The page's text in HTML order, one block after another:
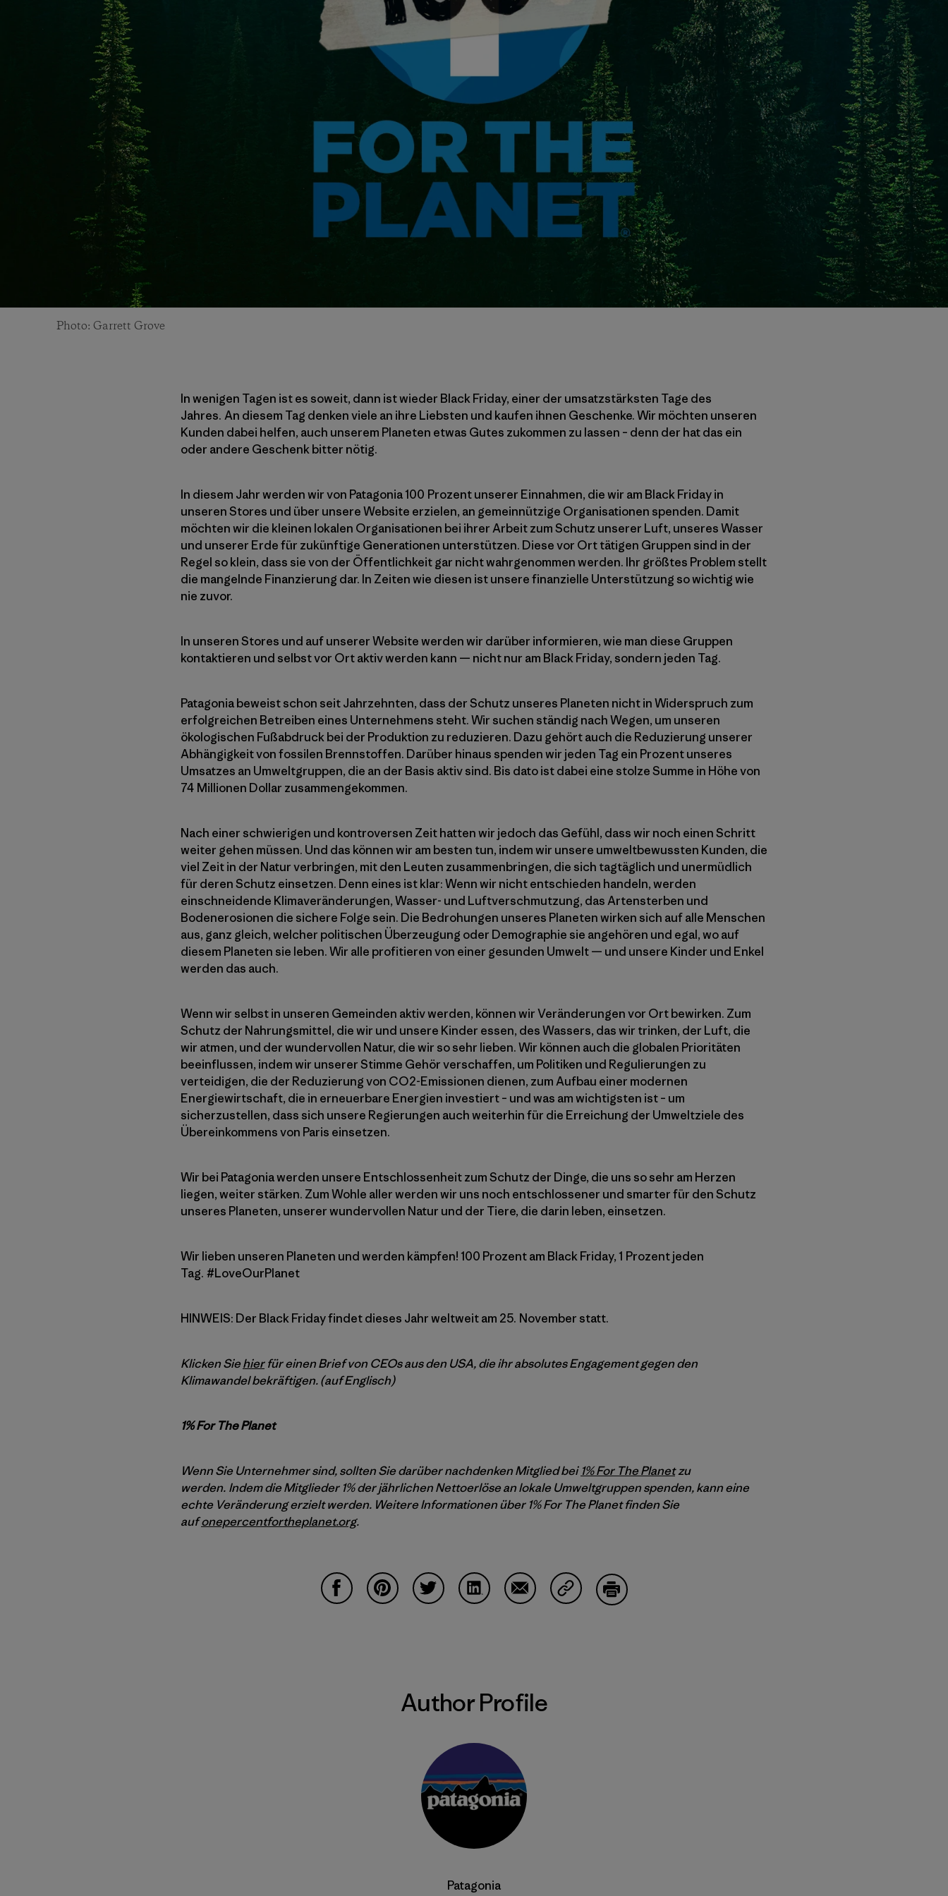
Photo: Garrett Grove
In wenigen Tagen ist es soweit, dann ist wieder Black Friday, einer der umsatzstärksten Tage des
Jahres. An diesem Tag denken viele an ihre Liebsten und kaufen ihnen Geschenke. Wir möchten unseren
Kunden dabei helfen, auch unserem Planeten etwas Gutes zukommen zu lassen – denn der hat das ein
oder andere Geschenk bitter nötig.
In diesem Jahr werden wir von Patagonia 100 Prozent unserer Einnahmen, die wir am Black Friday in
unseren Stores und über unsere Website erzielen, an gemeinnützige Organisationen spenden. Damit
möchten wir die kleinen lokalen Organisationen bei ihrer Arbeit zum Schutz unserer Luft, unseres Wasser
und unserer Erde für zukünftige Generationen unterstützen. Diese vor Ort tätigen Gruppen sind in der
Regel so klein, dass sie von der Öffentlichkeit gar nicht wahrgenommen werden. Ihr größtes Problem stellt
die mangelnde Finanzierung dar. In Zeiten wie diesen ist unsere finanzielle Unterstützung so wichtig wie
nie zuvor.
In unseren Stores und auf unserer Website werden wir darüber informieren, wie man diese Gruppen
kontaktieren und selbst vor Ort aktiv werden kann — nicht nur am Black Friday, sondern jeden Tag.
Patagonia beweist schon seit Jahrzehnten, dass der Schutz unseres Planeten nicht in Widerspruch zum
erfolgreichen Betreiben eines Unternehmens steht. Wir suchen ständig nach Wegen, um unseren
ökologischen Fußabdruck bei der Produktion zu reduzieren. Dazu gehört auch die Reduzierung unserer
Abhängigkeit von fossilen Brennstoffen. Darüber hinaus spenden wir jeden Tag ein Prozent unseres
Umsatzes an Umweltgruppen, die an der Basis aktiv sind. Bis dato ist dabei eine stolze Summe in Höhe von
74 Millionen Dollar zusammengekommen.
Nach einer schwierigen und kontroversen Zeit hatten wir jedoch das Gefühl, dass wir noch einen Schritt
weiter gehen müssen. Und das können wir am besten tun, indem wir unsere umweltbewussten Kunden, die
viel Zeit in der Natur verbringen, mit den Leuten zusammenbringen, die sich tagtäglich und unermüdlich
für deren Schutz einsetzen. Denn eines ist klar: Wenn wir nicht entschieden handeln, werden
einschneidende Klimaveränderungen, Wasser- und Luftverschmutzung, das Artensterben und
Bodenerosionen die sichere Folge sein. Die Bedrohungen unseres Planeten wirken sich auf alle Menschen
aus, ganz gleich, welcher politischen Überzeugung oder Demographie sie angehören und egal, wo auf
diesem Planeten sie leben. Wir alle profitieren von einer gesunden Umwelt — und unsere Kinder und Enkel
werden das auch.
Wenn wir selbst in unseren Gemeinden aktiv werden, können wir Veränderungen vor Ort bewirken. Zum
Schutz der Nahrungsmittel, die wir und unsere Kinder essen, des Wassers, das wir trinken, der Luft, die
wir atmen, und der wundervollen Natur, die wir so sehr lieben. Wir können auch die globalen Prioritäten
beeinflussen, indem wir unserer Stimme Gehör verschaffen, um Politiken und Regulierungen zu
verteidigen, die der Reduzierung von CO2-Emissionen dienen, zum Aufbau einer modernen
Energiewirtschaft, die in erneuerbare Energien investiert – und was am wichtigsten ist – um
sicherzustellen, dass sich unsere Regierungen auch weiterhin für die Erreichung der Umweltziele des
Übereinkommens von Paris einsetzen.
Wir bei Patagonia werden unsere Entschlossenheit zum Schutz der Dinge, die uns so sehr am Herzen
liegen, weiter stärken. Zum Wohle aller werden wir uns noch entschlossener und smarter für den Schutz
unseres Planeten, unserer wundervollen Natur und der Tiere, die darin leben, einsetzen.
Wir lieben unseren Planeten und werden kämpfen! 100 Prozent am Black Friday, 1 Prozent jeden
Tag. #LoveOurPlanet
HINWEIS: Der Black Friday findet dieses Jahr weltweit am 25. November statt.
Klicken Siehierfür einen Brief von CEOs aus den USA, die ihr absolutes Engagement gegen den
Klimawandel bekräftigen. (auf Englisch)
1% For The Planet
Wenn Sie Unternehmer sind, sollten Sie darüber nachdenken Mitglied bei 1% For The Planetzu
werden. Indem die Mitglieder 1% der jährlichen Nettoerlöse an lokale Umweltgruppen spenden, kann eine
echte Veränderung erzielt werden. Weitere Informationen über 1% For The Planet finden Sie
aufonepercentfortheplanet.org.
Author Profile
Patagonia